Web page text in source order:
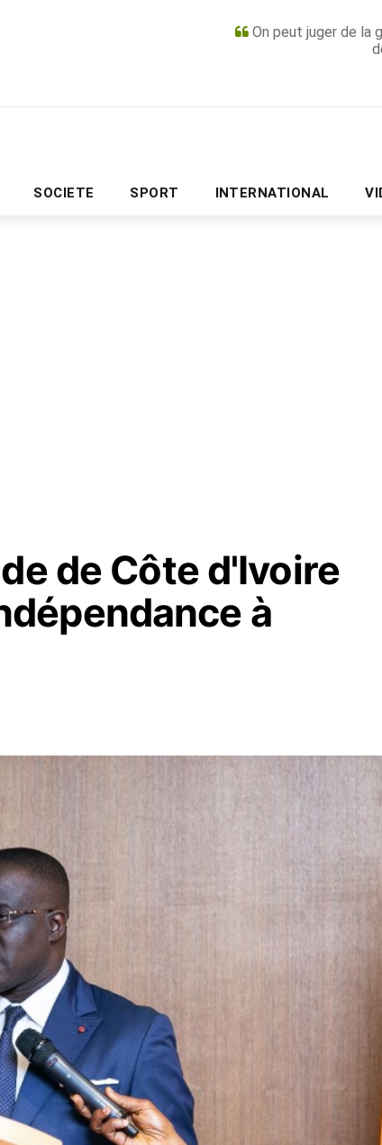
On peut juger de la
SOCIETE SPORT INTERNATIONAL
PUBLICITÉ
de Côte d'Ivoire
à